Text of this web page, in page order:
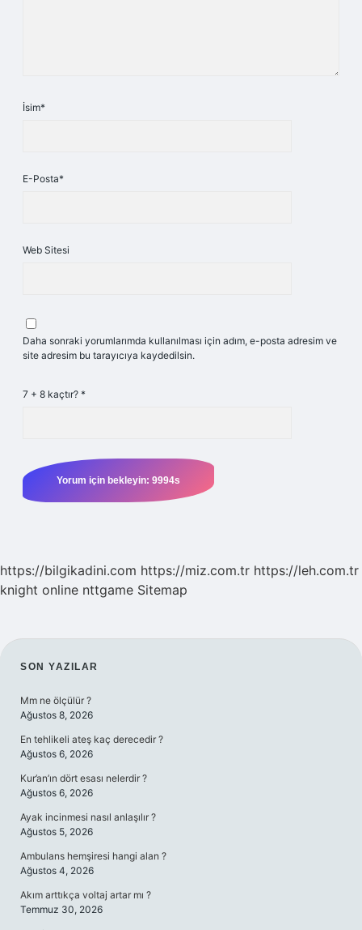
İsim*
E-Posta*
Web Sitesi
Daha sonraki yorumlarımda kullanılması için adım, e-posta adresim ve
site adresim bu tarayıcıya kaydedilsin.
7 + 8 kaçtır? *
https://bilgikadini.com https://miz.com.tr https://leh.com.tr
knight online nttgame Sitemap
SIDEBAR
SON YAZILAR
Mm ne ölçülür ?
Ağustos 8, 2026
En tehlikeli ateş kaç derecedir ?
Ağustos 6, 2026
Kur’an’ın dört esası nelerdir ?
Ağustos 6, 2026
Ayak incinmesi nasıl anlaşılır ?
Ağustos 5, 2026
Ambulans hemşiresi hangi alan ?
Ağustos 4, 2026
Akım arttıkça voltaj artar mı ?
Temmuz 30, 2026